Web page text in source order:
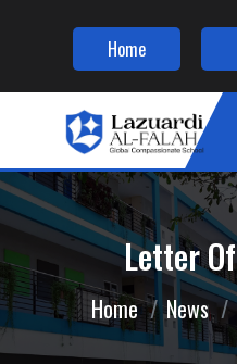
Home
Letter
Home News